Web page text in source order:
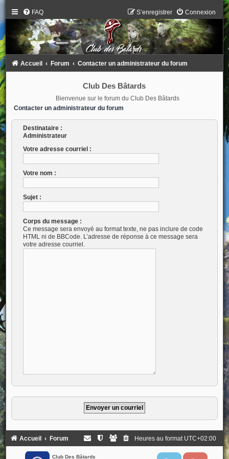
FAQ Connexion
S’enregistrer
Accueil Forum Contacter un administrateur du forum
Club Des Bâtards
Bienvenue sur le forum du Club Des Bâtards
Contacter un administrateur du forum
Destinataire :
Administrateur
Votre adresse courriel :
Votre nom :
Sujet :
Corps du message :
Ce message sera envoyé au format texte, ne pas inclure de code
HTML ni de BBCode. L’adresse de réponse à ce message sera
votre adresse courriel.
Accueil Forum Heures au format UTC+02:00
Club Des Bâtards